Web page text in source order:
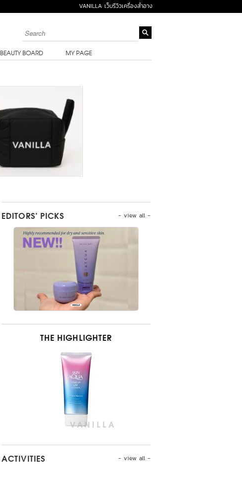
VANILLA เว็บรีวิวเครื่องสำอาง
BEAUTY BOARD MY PAGE
- view all -
EDITORS’ PICKS
THE HIGHLIGHTER
- view all -
ACTIVITIES